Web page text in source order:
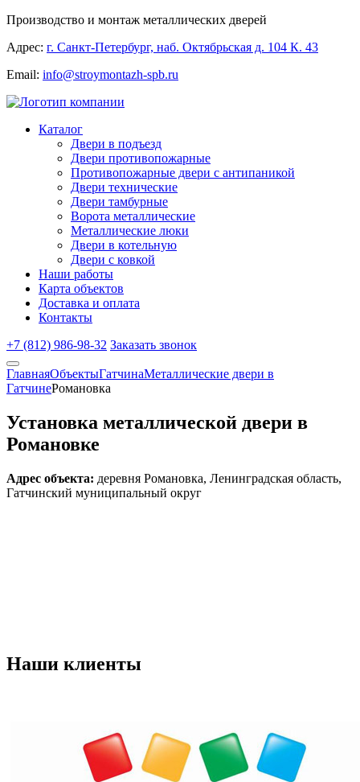
Производство и монтаж металлических дверей
Адрес: г. Санкт-Петербург, наб. Октябрьская д. 104 К. 43
Email: info@stroymontazh-spb.ru
Каталог
Двери в подъезд
Двери противопожарные
Противопожарные двери с антипаникой
Двери технические
Двери тамбурные
Ворота металлические
Металлические люки
Двери в котельную
Двери с ковкой
Наши работы
Карта объектов
Доставка и оплата
Контакты
+7 (812) 986-98-32 Заказать звонок
ГлавнаяОбъектыГатчинаМеталлические двери в
ГатчинеРомановка
Установка металлической двери в
Романовке
Адрес объекта: деревня Романовка, Ленинградская область,
Гатчинский муниципальный округ
Наши клиенты